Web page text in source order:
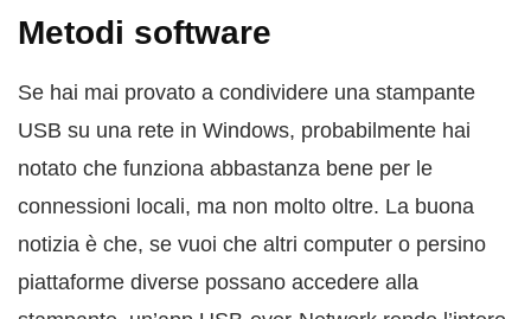
Metodi software
Se hai mai provato a condividere una stampante
USB su una rete in Windows, probabilmente hai
notato che funziona abbastanza bene per le
connessioni locali, ma non molto oltre. La buona
notizia è che, se vuoi che altri computer o persino
piattaforme diverse possano accedere alla